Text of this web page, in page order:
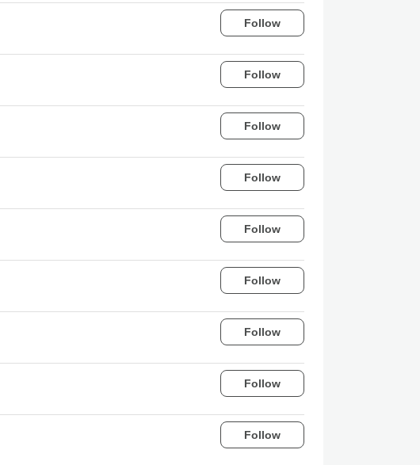
Follow
Follow
Follow
Follow
Follow
Follow
Follow
Follow
Follow